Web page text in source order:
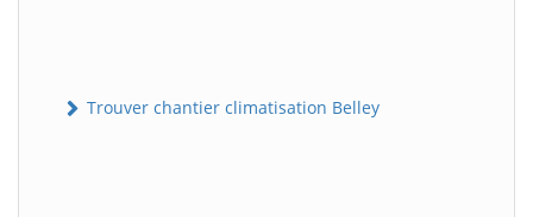
Trouver chantier climatisation Belley